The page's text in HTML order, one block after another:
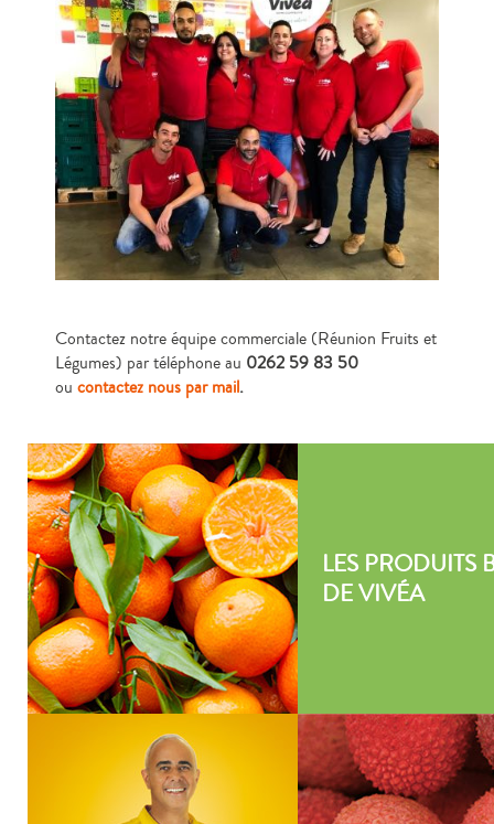
Contactez notre équipe commerciale (Réunion Fruits et
Légumes) par téléphone au 0262 59 83 50
ou contactez nous par mail.
LES PRODUITS
DE VIVÉA